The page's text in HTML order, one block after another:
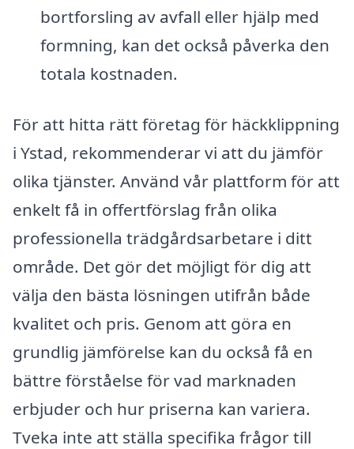
bortforsling av avfall eller hjälp med
formning, kan det också påverka den
totala kostnaden.
För att hitta rätt företag för häckklippning
i Ystad, rekommenderar vi att du jämför
olika tjänster. Använd vår plattform för att
enkelt få in offertförslag från olika
professionella trädgårdsarbetare i ditt
område. Det gör det möjligt för dig att
välja den bästa lösningen utifrån både
kvalitet och pris. Genom att göra en
grundlig jämförelse kan du också få en
bättre förståelse för vad marknaden
erbjuder och hur priserna kan variera.
Tveka inte att ställa specifika frågor till